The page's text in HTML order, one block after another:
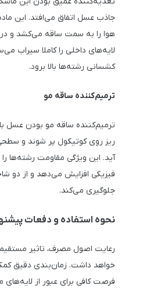
جاذب عسل اتفاق می‌افتد. این
هوا را به سمت ساقه می‌کشد و در
لایه‌های داخلی را کاملا سیراب
کشسانی رشته‌ها بالا برود.
ترمیم‌کننده ساقه مو
ترمیم‌کننده ساقه مو بودن عسل
ریز روی کوتیکول پر شوند و
آید. این ویژگی مقاومت رشته‌ها
فیزیکی افزایش می‌دهد و از دو
جلوگیری می‌کند.
نحوه استفاده و دفعات
رعایت اصول مصرف، تاثیر
خواهد داشت. زمان‌بندی دقیق
فرصت کافی برای عبور از لایه‌های